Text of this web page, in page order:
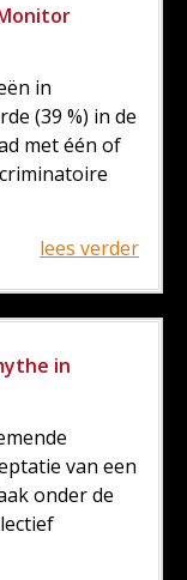
in
(39 %) in de
met één of
lees verder
in
van een
onder de